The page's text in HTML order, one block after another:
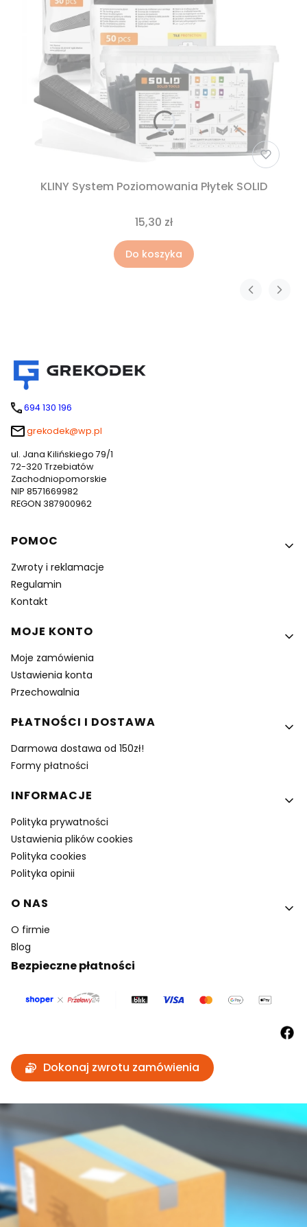
KLINY System Poziomowania Płytek SOLID
15,30 zł
Do koszyka
694 130 196
grekodek@wp.pl
ul. Jana Kilińskiego 79/1
72-320 Trzebiatów
Zachodniopomorskie
NIP 8571669982
REGON 387900962
Linki w stopce
POMOC
Zwroty i reklamacje
Regulamin
Kontakt
MOJE KONTO
Moje zamówienia
Ustawienia konta
Przechowalnia
PŁATNOŚCI I DOSTAWA
Darmowa dostawa od 150zł!
Formy płatności
INFORMACJE
Polityka prywatności
Ustawienia plików cookies
Polityka cookies
Polityka opinii
O NAS
O firmie
Blog
Bezpieczne płatności
Dokonaj zwrotu zamówienia